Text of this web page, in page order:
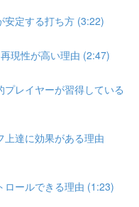
安定する打ち方 (3:22)
現性が高い理由 (2:47)
レイヤーが習得している
達に効果がある理由
ロールできる理由 (1:23)